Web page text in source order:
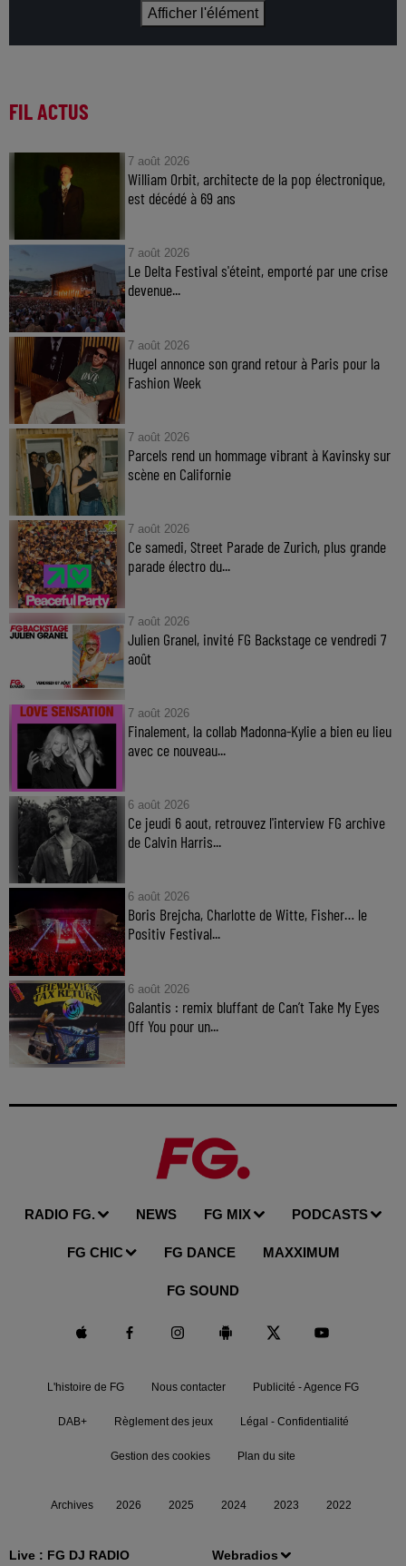
Live : FG DJ RADIO Webradios
Afficher l'élément
FIL ACTUS
7 août 2026
William Orbit, architecte de la pop électronique,
est décédé à 69 ans
7 août 2026
Le Delta Festival s'éteint, emporté par une crise
devenue...
7 août 2026
Hugel annonce son grand retour à Paris pour la
Fashion Week
7 août 2026
Parcels rend un hommage vibrant à Kavinsky sur
scène en Californie
7 août 2026
Ce samedi, Street Parade de Zurich, plus grande
parade électro du...
7 août 2026
Julien Granel, invité FG Backstage ce vendredi 7
août
7 août 2026
Finalement, la collab Madonna-Kylie a bien eu lieu
avec ce nouveau...
6 août 2026
Ce jeudi 6 aout, retrouvez l'interview FG archive
de Calvin Harris...
6 août 2026
Boris Brejcha, Charlotte de Witte, Fisher… le
Positiv Festival...
6 août 2026
Galantis : remix bluffant de Can’t Take My Eyes
Off You pour un...
RADIO FG. NEWS FG MIX PODCASTS
FG CHIC FG DANCE MAXXIMUM
FG SOUND
L'histoire de FG Nous contacter Publicité - Agence FG
DAB+ Règlement des jeux Légal - Confidentialité
Gestion des cookies Plan du site
Archives 2026 2025 2024 2023 2022